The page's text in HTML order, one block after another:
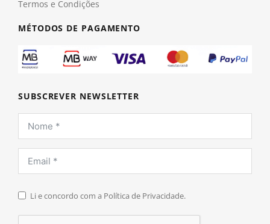
Termos e Condições
MÉTODOS DE PAGAMENTO
SUBSCREVER NEWSLETTER
Li e concordo com a Política de Privacidade.